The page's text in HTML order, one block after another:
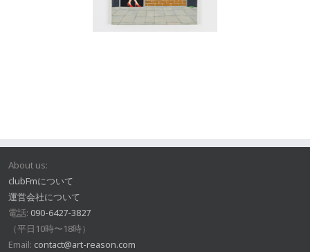
About us:
clubFmについて
運営会社について
電話: 090-6427-3827
（平日10時〜18時）
Email: contact@art-reason.com